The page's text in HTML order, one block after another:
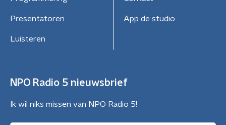
Presentatoren
Luisteren
App de studio
NPO Radio 5 nieuwsbrief
Ik wil niks missen van NPO Radio 5!